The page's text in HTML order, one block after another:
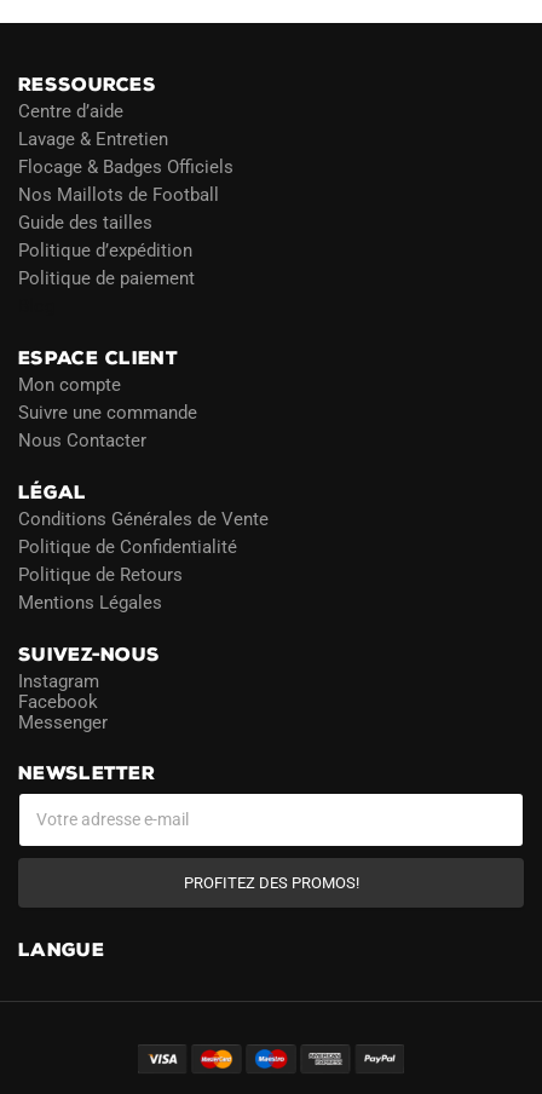
RESSOURCES
Centre d’aide
Lavage & Entretien
Flocage & Badges Officiels
Nos Maillots de Football
Guide des tailles
Politique d’expédition
Politique de paiement
ESPACE CLIENT
Mon compte
Suivre une commande
Nous Contacter
LÉGAL
Conditions Générales de Vente
Politique de Confidentialité
Politique de Retours
Mentions Légales
SUIVEZ-NOUS
Instagram
Facebook
Messenger
NEWSLETTER
PROFITEZ DES PROMOS!
LANGUE